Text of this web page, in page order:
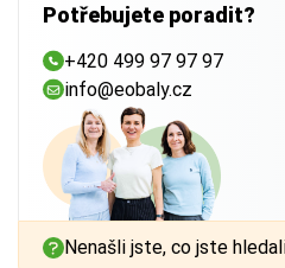
Potřebujete poradit?
+420 499 97 97 97
info@eobaly.cz
Nenašli jste, co jste